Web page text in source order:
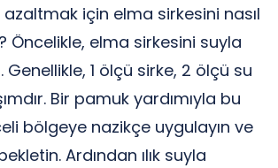
azaltmak için elma sirkesini nasıl
Öncelikle, elma sirkesini suyla
Genellikle, 1 ölçü sirke, 2 ölçü su
Bir pamuk yardımıyla bu
bölgeye nazikçe uygulayın ve
Ardından ılık suyla